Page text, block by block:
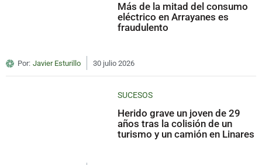
Más de la mitad del consumo
eléctrico en Arrayanes es
fraudulento
Por: Javier Esturillo 30 julio 2026
SUCESOS
Herido grave un joven de 29
años tras la colisión de un
turismo y un camión en Linares